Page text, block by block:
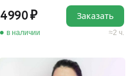
4990
в наличии 2 ч.
Заказать